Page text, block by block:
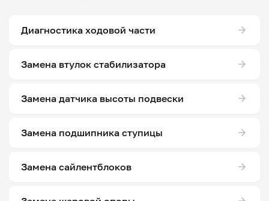
Диагностика ходовой части
Замена втулок стабилизатора
Замена датчика высоты подвески
Замена подшипника ступицы
Замена сайлентблоков